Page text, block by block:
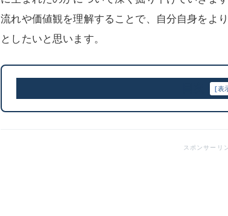
流れや価値観を理解することで、自分自身をよ
としたいと思います。
[表